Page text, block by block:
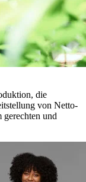
die
von Netto-
und